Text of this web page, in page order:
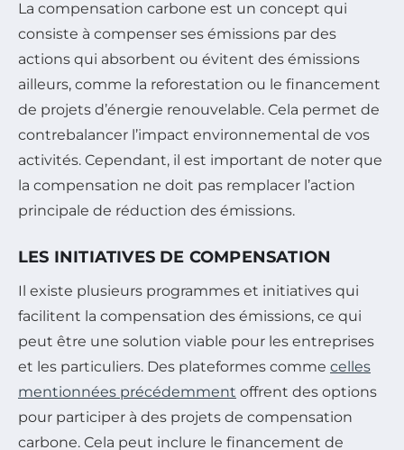
La compensation carbone est un concept qui
consiste à compenser ses émissions par des
actions qui absorbent ou évitent des émissions
ailleurs, comme la reforestation ou le financement
de projets d’énergie renouvelable. Cela permet de
contrebalancer l’impact environnemental de vos
activités. Cependant, il est important de noter que
la compensation ne doit pas remplacer l’action
principale de réduction des émissions.
LES INITIATIVES DE COMPENSATION
Il existe plusieurs programmes et initiatives qui
facilitent la compensation des émissions, ce qui
peut être une solution viable pour les entreprises
et les particuliers. Des plateformes comme celles
mentionnées précédemment offrent des options
pour participer à des projets de compensation
carbone. Cela peut inclure le financement de